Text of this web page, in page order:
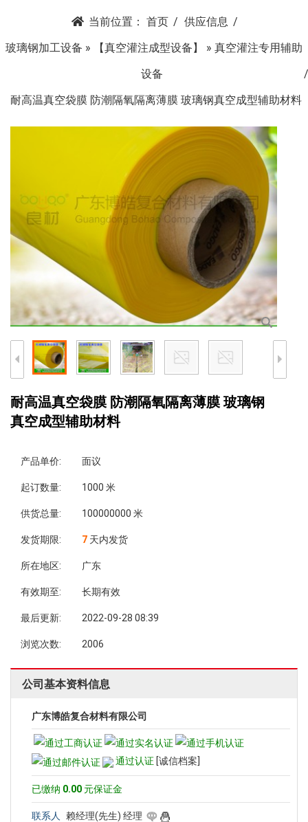
当前位置： 首页
供应信息
玻璃钢加工设备 » 【真空灌注成型设备】 » 真空灌注专用辅助
设备
耐高温真空袋膜 防潮隔氧隔离薄膜 玻璃钢真空成型辅助材料
耐高温真空袋膜 防潮隔氧隔离薄膜 玻璃钢
真空成型辅助材料
产品单价: 面议
起订数量: 1000 米
供货总量: 100000000 米
发货期限: 7 天内发货
所在地区: 广东
有效期至: 长期有效
最后更新: 2022-09-28 08:39
浏览次数: 2006
公司基本资料信息
广东博皓复合材料有限公司
通过认证 [诚信档案]
已缴纳 0.00 元保证金
联系人 赖经理(先生) 经理